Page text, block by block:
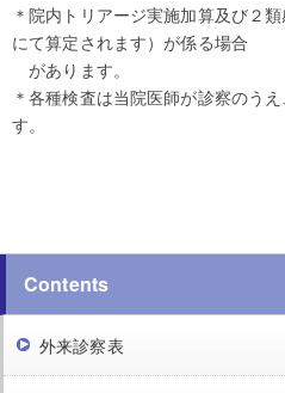
＊院内トリアージ実施加算及び２
にて算定されます）が係る場合
があります。
＊各種検査は当院医師が診察のう
す。
Contents
外来診察表